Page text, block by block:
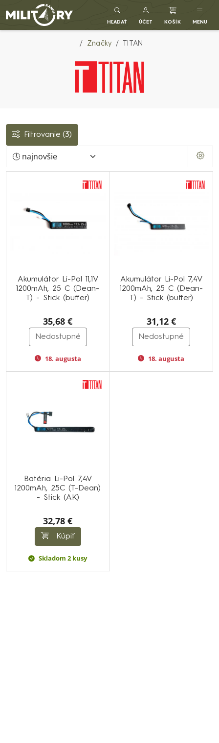
Army shop MILITARY RANGE SK
HĽADAŤ ÚČET KOŠÍK MENU
Značky TITAN
Filtrovanie (3)
Akumulátor Li-Pol 11,1V
1200mAh, 25 C (Dean-
T) - Stick (buffer)
35,68 €
Nedostupné
18. augusta
Akumulátor Li-Pol 7,4V
1200mAh, 25 C (Dean-
T) - Stick (buffer)
31,12 €
Nedostupné
18. augusta
Batéria Li-Pol 7,4V
1200mAh, 25C (T-Dean)
- Stick (AK)
32,78 €
Kúpiť
Skladom 2 kusy